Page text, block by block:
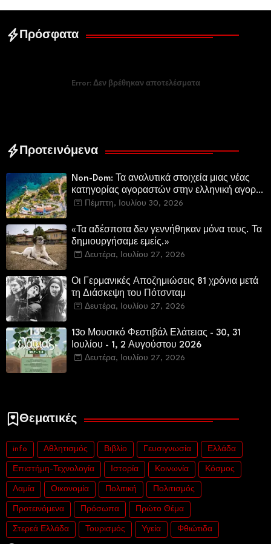
Πρόσφατα
Error:Δεν βρέθηκαν αποτελέσματα
Προτεινόμενα
Non-Dom: Τα αναλυτικά στοιχεία μιας νέας
κατηγορίας αγοραστών στην ελληνική αγορά
πολυτελών κατοικιών
Πέμπτη, Ιουλίου 30, 2026
«Τα αδέσποτα δεν γεννήθηκαν μόνα τους. Τα
δημιουργήσαμε εμείς.»
Δευτέρα, Ιουλίου 27, 2026
Οι Γερμανικές Αποζημιώσεις 81 χρόνια μετά
τη Διάσκεψη του Πότσνταμ
Δευτέρα, Ιουλίου 27, 2026
13ο Μουσικό Φεστιβάλ Ελάτειας - 30, 31
Ιουλίου - 1, 2 Αυγούστου 2026
Δευτέρα, Ιουλίου 27, 2026
Θεματικές
info Αθλητισμός Βιβλίο Γευσιγνωσία Ελλάδα
Επιστήμη-Τεχνολογία Ιστορία Κοινωνία Κόσμος
Λαμία Οικονομία Πολιτική Πολιτισμός
Προτεινόμενα Πρόσωπα Πρώτο Θέμα
Στερεά Ελλάδα Τουρισμός Υγεία Φθιώτιδα